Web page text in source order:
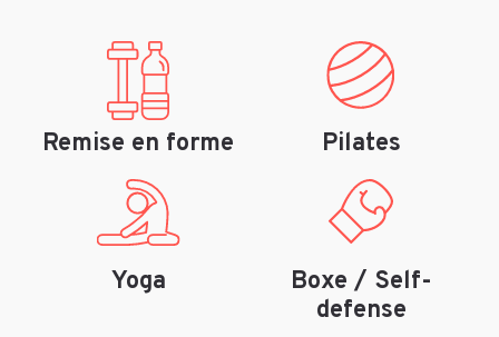
Remise en forme Pilates
Yoga
Boxe / Self-
defense